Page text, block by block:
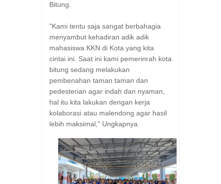
Bitung.
"Kami tentu saja sangat berbahagia
menyambut kehadiran adik adik
mahasiswa KKN di Kota yang kita
cintai ini. Saat ini kami pemerinrah kota
bitung sedang melakukan
pembenahan taman taman dan
pedesterian agar indah dan nyaman,
hal itu kita lakukan dengan kerja
kolaborasi atau malendong agar hasil
lebih maksimal," Ungkapnya.